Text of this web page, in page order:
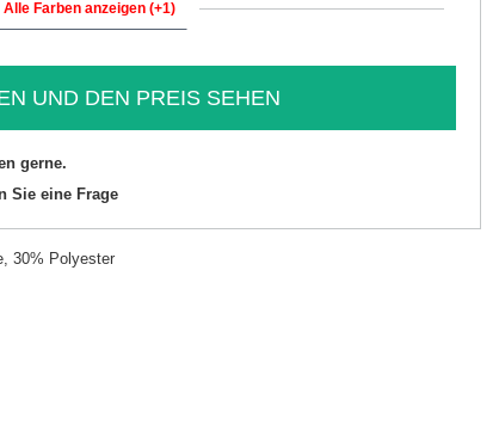
Alle Farben anzeigen (+1)
UND DEN PREIS SEHEN
gerne.
Sie eine Frage
30% Polyester